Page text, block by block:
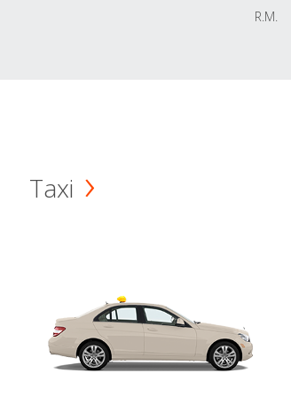
R.M.
Taxi